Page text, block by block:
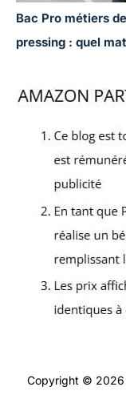
Bac Pro métiers
pressing : quel
Copyright © 2026